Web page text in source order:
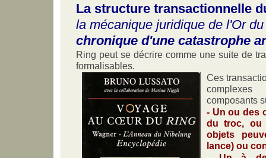
La structure transactionnelle
la mécanique juridique de l'Or
chronique d'une catastrophe
Ring peut se décrire comme une suite de
formalisables.
Ces
composants
- Un ou des
du troc, ou
objets
lance) ou